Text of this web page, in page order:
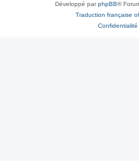
Développé parphpBB®
Traduction française
Confidentialité